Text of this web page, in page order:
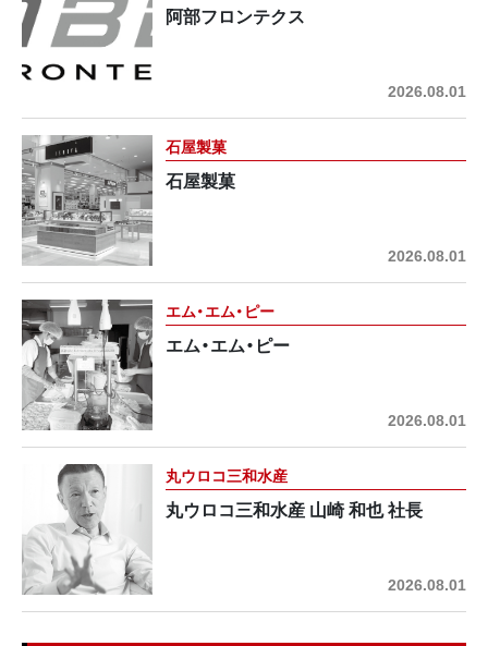
阿部フロンテクス
2026.08.01
石屋製菓
石屋製菓
2026.08.01
エム・エム・ピー
エム・エム・ピー
2026.08.01
丸ウロコ三和水産
丸ウロコ三和水産 山崎 和也 社長
2026.08.01